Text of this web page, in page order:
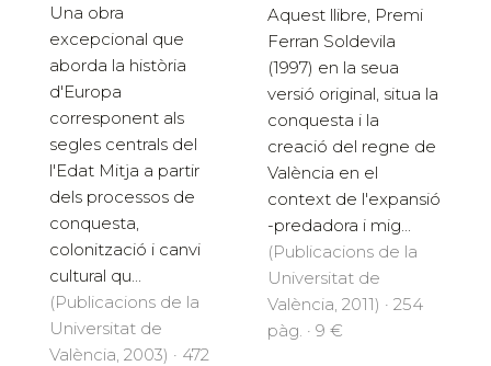
Una obra
excepcional que
aborda la història
d'Europa
corresponent als
segles centrals del
l'Edat Mitja a partir
dels processos de
conquesta,
colonització i canvi
cultural qu...
(Publicacions de la
Universitat de
València, 2003) · 472
Aquest llibre, Premi
Ferran Soldevila
(1997) en la seua
versió original, situa la
conquesta i la
creació del regne de
València en el
context de l'expansió
-predadora i mig...
(Publicacions de la
Universitat de
València, 2011) · 254
pàg. · 9 €